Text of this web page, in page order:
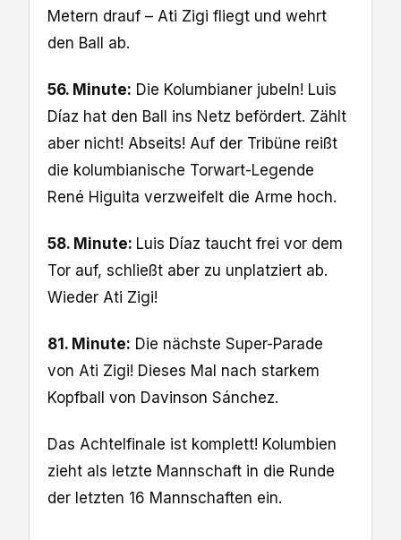
Metern drauf – Ati Zigi fliegt und wehrt
den Ball ab.
56. Minute: Die Kolumbianer jubeln! Luis
Díaz hat den Ball ins Netz befördert. Zählt
aber nicht! Abseits! Auf der Tribüne reißt
die kolumbianische Torwart-Legende
René Higuita verzweifelt die Arme hoch.
58. Minute: Luis Díaz taucht frei vor dem
Tor auf, schließt aber zu unplatziert ab.
Wieder Ati Zigi!
81. Minute: Die nächste Super-Parade
von Ati Zigi! Dieses Mal nach starkem
Kopfball von Davinson Sánchez.
Das Achtelfinale ist komplett! Kolumbien
zieht als letzte Mannschaft in die Runde
der letzten 16 Mannschaften ein.